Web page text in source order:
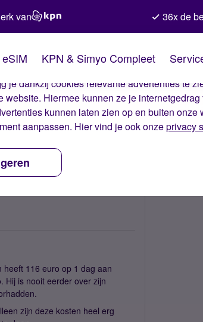
deze cookies zorgen wij ervoor dat je
je dankzij cookies relevante advertenties te
Hiermee kunnen ze je internetgedrag
kunnen laten zien op en buiten onze
aanpassen. Hier vind je ook onzeprivacy
van 36x de
eSIM KPN & Simyo Compleet
Start
heeft 116 euro op 1 dag aan
Hij is nooit eerder over zijn
zijn deze kosten heel erg